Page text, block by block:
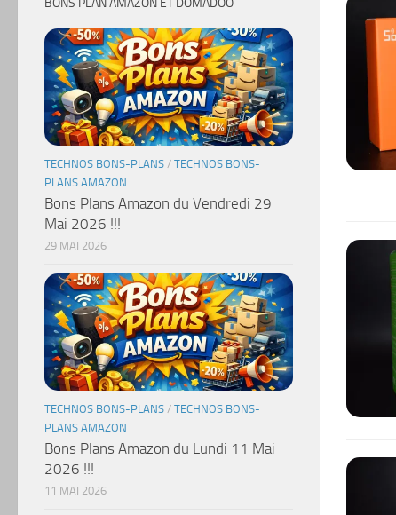
BONS PLAN AMAZON ET DOMADOO
TECHNOS BONS-PLANS / TECHNOS BONS-
PLANS AMAZON
Bons Plans Amazon du Vendredi 29
Mai 2026 !!!
29 MAI 2026
TECHNOS BONS-PLANS / TECHNOS BONS-
PLANS AMAZON
Bons Plans Amazon du Lundi 11 Mai
2026 !!!
11 MAI 2026